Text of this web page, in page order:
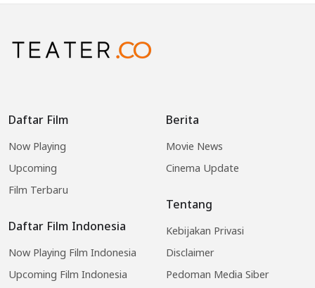
Daftar Film
Now Playing
Upcoming
Film Terbaru
Daftar Film Indonesia
Now Playing Film Indonesia
Upcoming Film Indonesia
Berita
Movie News
Cinema Update
Tentang
Kebijakan Privasi
Disclaimer
Pedoman Media Siber